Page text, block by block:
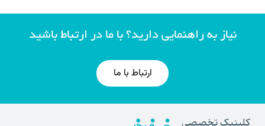
نیاز به راهنمایی دارید؟ با ما در ارتباط باشید
ارتباط با ما